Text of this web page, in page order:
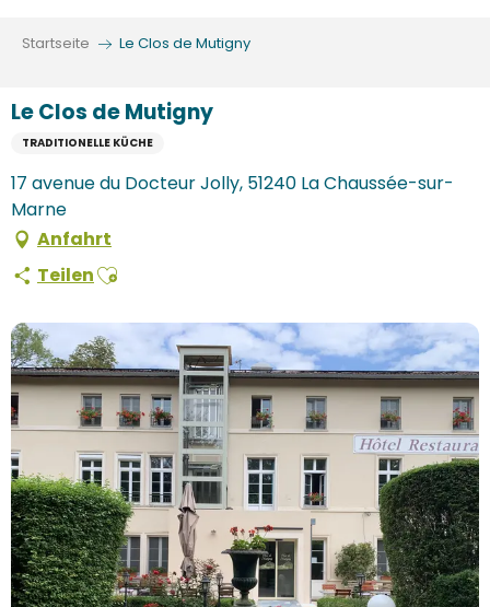
Startseite Le Clos de Mutigny
Le Clos de Mutigny
TRADITIONELLE KÜCHE
17 avenue du Docteur Jolly, 51240 La Chaussée-sur-
Marne
Anfahrt
TeilenAjouter aux favoris